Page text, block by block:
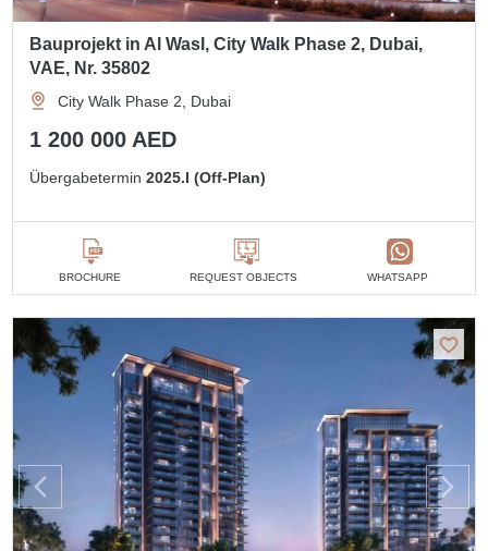
Bauprojekt in Al Wasl, City Walk Phase 2, Dubai,
VAE, Nr. 35802
City Walk Phase 2, Dubai
1 200 000 AED
Übergabetermin2025.I (Off-Plan)
BROCHURE REQUEST OBJECTS WHATSAPP